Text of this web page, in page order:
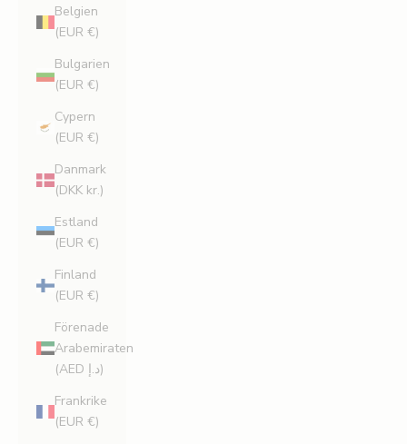
Belgien
(EUR €)
Bulgarien
(EUR €)
Cypern
(EUR €)
Danmark
(DKK kr.)
Estland
(EUR €)
Finland
(EUR €)
Förenade
Arabemiraten
(AED د.إ)
Frankrike
(EUR €)